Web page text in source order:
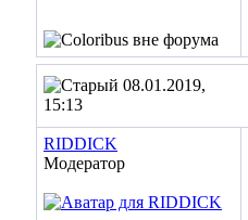
08.01.2019,
15:13
RIDDICK
Модератор